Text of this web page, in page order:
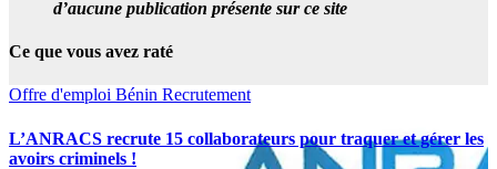
d’aucune publication présente sur ce site
Ce que vous avez raté
Offre d'emploi Bénin Recrutement
L’ANRACS recrute 15 collaborateurs pour traquer et gérer les
avoirs criminels !